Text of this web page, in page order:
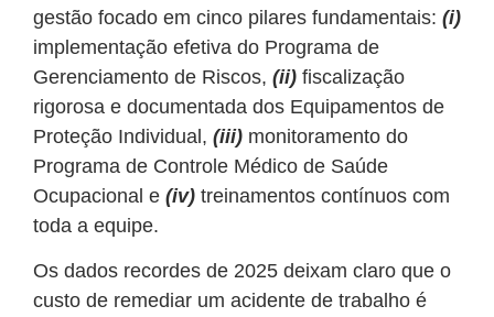
gestão focado em cinco pilares fundamentais: (i)
implementação efetiva do Programa de
Gerenciamento de Riscos, (ii) fiscalização
rigorosa e documentada dos Equipamentos de
Proteção Individual, (iii) monitoramento do
Programa de Controle Médico de Saúde
Ocupacional e (iv) treinamentos contínuos com
toda a equipe.
Os dados recordes de 2025 deixam claro que o
custo de remediar um acidente de trabalho é